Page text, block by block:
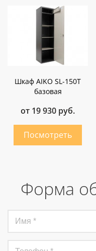
Шкаф AIKO SL-150Т
базовая
от 19 930 руб.
Форма